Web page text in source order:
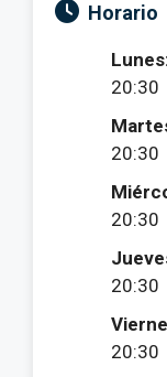
Horario
20:30
20:30
20:30
20:30
20:30